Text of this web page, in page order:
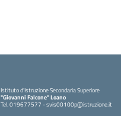
Istituto d'Istruzione Secondaria Superiore
"Giovanni Falcone" Loano
Tel. 019677577 - svis00100p@istruzione.it
— Visita la pagina iniziale della scuola